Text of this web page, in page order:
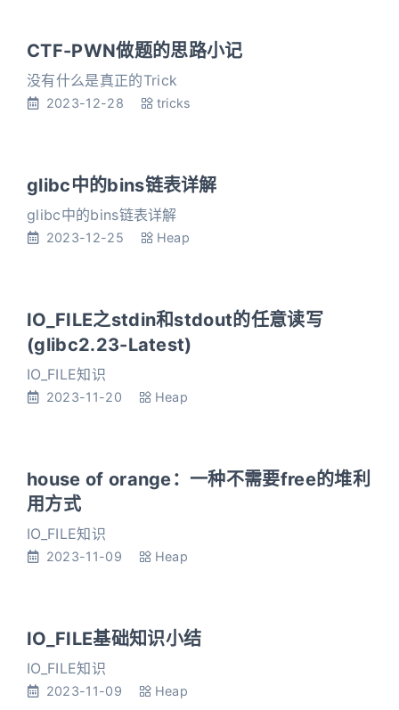
CTF-PWN做题的思路小记
没有什么是真正的Trick
2023-12-28 tricks
glibc中的bins链表详解
glibc中的bins链表详解
2023-12-25 Heap
IO_FILE之stdin和stdout的任意读写
(glibc2.23-Latest)
IO_FILE知识
2023-11-20 Heap
house of orange：一种不需要free的堆利
用方式
IO_FILE知识
2023-11-09 Heap
IO_FILE基础知识小结
IO_FILE知识
2023-11-09 Heap